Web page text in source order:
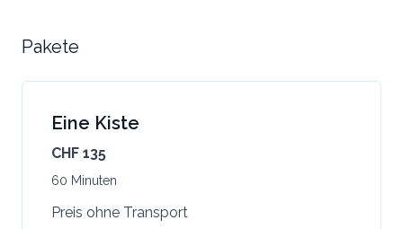
Pakete
Eine Kiste
CHF 135
60 Minuten
Preis ohne Transport